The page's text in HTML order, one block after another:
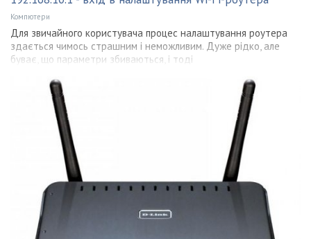
Компютери
Для звичайного користувача процес налаштування роутера
здається чимось страшним і неможливим. Дуже рідко, але
буває, що параметри збиваються, і тоді